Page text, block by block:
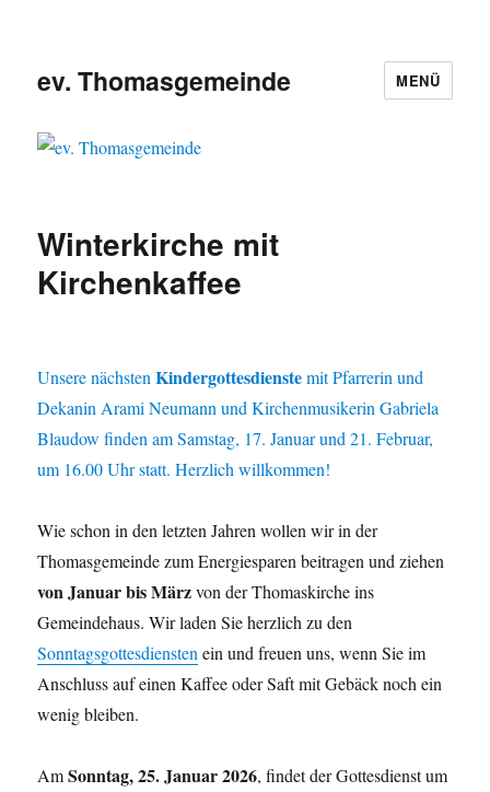
ev. Thomasgemeinde MENÜ
Winterkirche mit
Kirchenkaffee
Unsere nächstenKindergottesdienstemit Pfarrerin und
Dekanin Arami Neumann und Kirchenmusikerin Gabriela
Blaudow finden am Samstag, 17. Januar und 21. Februar,
um 16.00 Uhr statt. Herzlich willkommen!
Wie schon in den letzten Jahren wollen wir in der
Thomasgemeinde zum Energiesparen beitragen und ziehen
von Januar bis Märzvon der Thomaskirche ins
Gemeindehaus. Wir laden Sie herzlich zu den
Sonntagsgottesdienstenein und freuen uns, wenn Sie im
Anschluss auf einen Kaffee oder Saft mit Gebäck noch ein
wenig bleiben.
AmSonntag, 25. Januar 2026, findet der Gottesdienst um